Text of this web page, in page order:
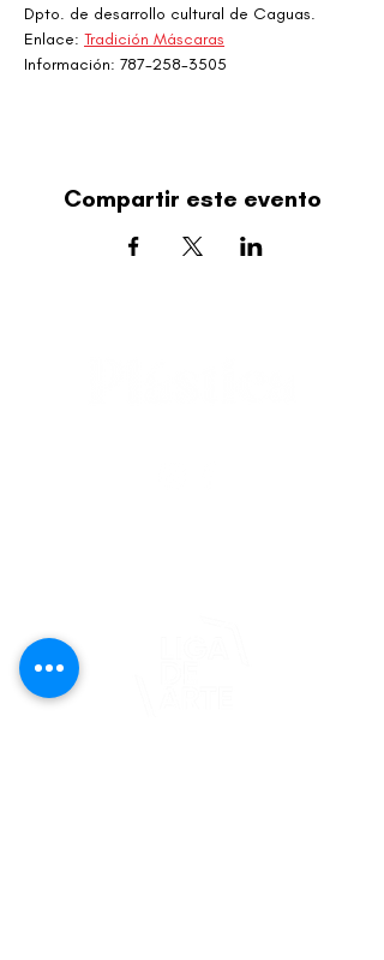
Dpto. de desarrollo cultural de Caguas.
Enlace: Tradición Máscaras
Información: 787-258-3505
Compartir este evento